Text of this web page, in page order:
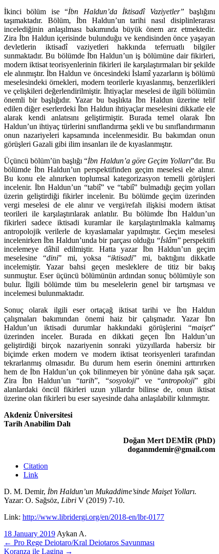
İkinci bölüm ise “İbn Haldun’da İktisadî Vaziyetler” başlığını
taşımaktadır. Bölüm, İbn Haldun’un tarihi nasıl disiplinlerarası
incelediğinin anlaşılması ba­kımında büyük önem arz etmektedir.
Zira İbn Haldun içerisinde bulunduğu ve kendisinden önce yaşayan
devletlerin iktisadî vaziyetleri hakkında tefer­ruatlı bilgiler
sunmaktadır. Bu bölümde İbn Haldun’un iş bölümüne dair fikir­leri,
modern iktisat teorisyenlerinin fikirleri ile karşılaştırmaları bir şekilde
ele alınmıştır. İbn Haldun ve öncesindeki İslamî yazarların iş bölümü
meselesin­deki örnekleri, modern teorilerle kıyaslanmış, benzerlikleri
ve çelişkileri de­ğerlendirilmiştir. İhtiyaçlar meselesi de ilgili bölümün
önemli bir başlığıdır. Yazar bu başlıkta İbn Haldun üzerine telif
edilen diğer eserlerdeki İbn Haldun ihtiyaçlar meselesini dikkatle ele
alarak kendi anlatısını geliştirmiştir. Burada temel olarak İbn
Haldun’un ihtiyaç türlerini sınıflandırma şekli ve bu sınıflan­dırmanın
onun nazariyeleri kapsamında incelenmesidir. Bu bakımdan onun
görüşleri Gazali gibi ilim insanları ile de kıyaslanmıştır.
Üçüncü bölüm’ün başlığı “İbn Haldun’a göre Geçim Yolları”dır. Bu
bö­lümde İbn Haldun’un perspektifinden geçim meselesi ele alınır.
Bu konu ele alınırken toplumsal kategorizasyon temelli görüşleri
incelenir. İbn Haldun’un “tabiî” ve “tabiî” bulmadığı geçim yolları
üzerin geliştirdiği fikirler incelenir. Bu bölümde geçim üzerinden
vergi meselesi de ele alınır ve vergi/refah iliş­kisi modern iktisat
teorileri ile karşılaştırılarak anlatılır. Bu bölümde İbn Hal­dun’un
fikirleri sadece iktisadi kuramlar ile karşılaştırılmakla kalmamış
antro­polojik verilerle de kıyaslamalar yapılmıştır. Geçim meselesi
incelenirken İbn Haldun’unda bir parçası olduğu “İslâm” perspektifi
incelemeye dâhil edilmiş­tir. Hatta yazar İbn Haldun’un geçim
meselesine “dini” mi, yoksa “iktisadi” mi, baktığını dikkatle
incelemiştir. Yazar bahsi geçen mesleklere de titiz bir bakış
sunmuştur. Eser üçüncü bölümünün ardından sonuç bölümüyle son
bulur. İlgili bölümde tüm bu meselelerin genel bir tartışması ve
incelemesi bulunmaktadır.
Sonuç olarak ilgili eser ortaçağ iktisat tarihi ve İbn Haldun
çalışmaları ba­kımından önemi haiz bir çalışmadır. Yazar İbn
Haldun’un iktisadi durumlar hakkındaki görüşlerini “maişet”
üzerinden inceler. Burada en dikkati geçen İbn Haldun’un
geliştirdiği birçok nazariyenin sonraki yüzyıllarda habersiz bir
biçimde erken modern ve modern iktisat teorisyenleri tarafından
tekrarlan­mış olmasıdır. Bu durum hem eserin önemini arttırırken
hem de İbn Hal­dun’un çok bilinmeyen bir yönüne daha ışık saçar.
Zira İbn Haldun’un “tarih”, “sosyoloji” ve “antropoloji” gibi
alanlardaki öncül fikirleri uzun yıllardır bilinse de, onun iktisat
üzerine olan fikirleri bu eser sayesinde daha anlaşılabilir kı­lınmıştır.
Akdeniz Üniversitesi
Tarih Anabilim Dalı
Doğan Mert DEMİR (PhD)
doganmdemir@gmail.com
Citation
Link
D. M. Demir, İbn Haldun’un Mukaddime’sinde Maişet Yolları.
Yazar: O. Sağsöz, Libri V (2019) 7-10.
Link: http://www.libridergi.org/en/2018-en/lbr-0177
18 January 2019 Aykan A.
← Pro Rege Deiotaro/Kral Deiotaros Savunması
Koranza ile Lagina →